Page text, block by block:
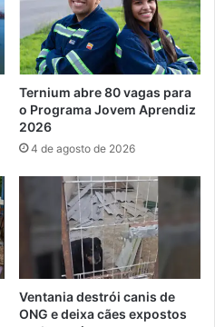
Ternium abre 80 vagas para
o Programa Jovem Aprendiz
2026
4 de agosto de 2026
Ventania destrói canis de
ONG e deixa cães expostos